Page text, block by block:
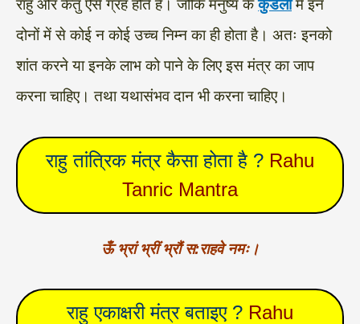
राहु और केतु ऐसे ग्रह होते हैं। जोकि मनुष्य केकुंडलीमें इन
दोनों में से कोई न कोई उच्च निम्न का ही होता है। अतः इनको
शांत करने या इनके लाभ को पाने के लिए इस मंत्र का जाप
करना चाहिए। तथा यथासंभव दान भी करना चाहिए।
राहु तांत्रिक मंत्र कैसा होता है ? Rahu
Tanric Mantra
ऊँ भ्रां भ्रीं भ्रौं स:राहवे नमः।
राहु एकाक्षरी मंत्र बताइए ? Rahu